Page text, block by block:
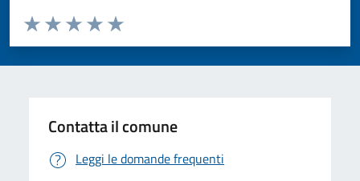
Valuta da 1 a 5 stelle la pagina
Valuta 5 stelle su 5
Valuta 4 stelle su 5
Valuta 3 stelle su 5
Valuta 2 stelle su 5
Valuta 1 stelle su 5
Contatta il comune
Leggi le domande frequenti